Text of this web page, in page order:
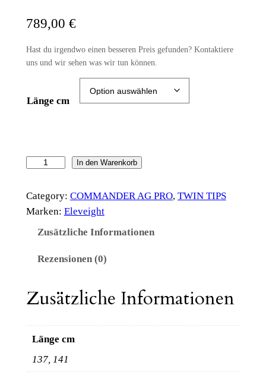
789,00 €
Hast du irgendwo einen besseren Preis gefunden? Kontaktiere
uns und wir sehen was wir tun können.
Länge cm
m
m
A
O
In den Warenkorb
Category: COMMANDER AG PRO, TWIN TIPS
Marken: Eleveight
Zusätzliche Informationen
Rezensionen (0)
Zusätzliche Informationen
Länge cm
137, 141